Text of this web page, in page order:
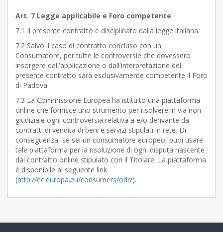
Art. 7 Legge applicabile e Foro competente
7.1 Il presente contratto è disciplinato dalla legge italiana.
7.2 Salvo il caso di contratto concluso con un
Consumatore, per tutte le controversie che dovessero
insorgere dall'applicazione o dall'interpretazione del
presente contratto sarà esclusivamente competente il Foro
di Padova.
7.3 La Commissione Europea ha istituito una piattaforma
online che fornisce uno strumento per risolvere in via non
giudiziale ogni controversia relativa a e/o derivante da
contratti di vendita di beni e servizi stipulati in rete. Di
conseguenza, se sei un consumatore europeo, puoi usare
tale piattaforma per la risoluzione di ogni disputa nascente
dal contratto online stipulato con il Titolare. La piattaforma
è disponibile al seguente link
(http://ec.europa.eu/consumers/odr/).